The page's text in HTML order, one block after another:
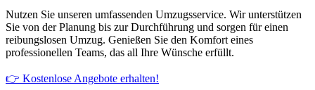
Nutzen Sie unseren umfassenden Umzugsservice. Wir unterstützen
Sie von der Planung bis zur Durchführung und sorgen für einen
reibungslosen Umzug. Genießen Sie den Komfort eines
professionellen Teams, das all Ihre Wünsche erfüllt.
👉 Kostenlose Angebote erhalten!